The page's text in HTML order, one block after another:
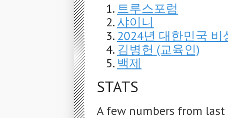
트루스포럼
샤이니
2024년 대한민국 비
김병헌 (교육인)
백제
STATS
A few numbers from last